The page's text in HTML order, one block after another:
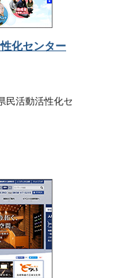
化センター
民活動活性化セ